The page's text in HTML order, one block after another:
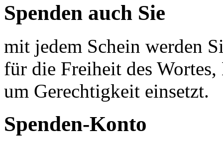
Spenden auch Sie
mit jedem Schein werden
für die Freiheit des
um Gerechtigkeit einsetzt.
Spenden-Konto